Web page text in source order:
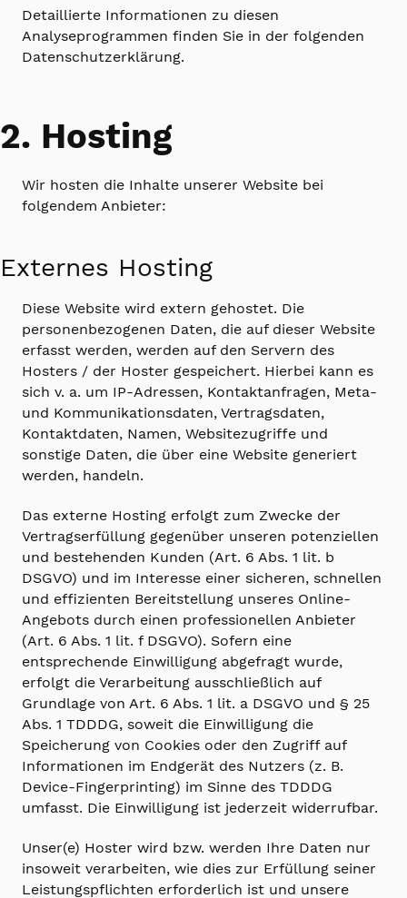
Detaillierte Informationen zu diesen
Analyseprogrammen finden Sie in der folgenden
Datenschutzerklärung.
2. Hosting
Wir hosten die Inhalte unserer Website bei
folgendem Anbieter:
Externes Hosting
Diese Website wird extern gehostet. Die
personenbezogenen Daten, die auf dieser Website
erfasst werden, werden auf den Servern des
Hosters / der Hoster gespeichert. Hierbei kann es
sich v. a. um IP-Adressen, Kontaktanfragen, Meta-
und Kommunikationsdaten, Vertragsdaten,
Kontaktdaten, Namen, Websitezugriffe und
sonstige Daten, die über eine Website generiert
werden, handeln.
Das externe Hosting erfolgt zum Zwecke der
Vertragserfüllung gegenüber unseren potenziellen
und bestehenden Kunden (Art. 6 Abs. 1 lit. b
DSGVO) und im Interesse einer sicheren, schnellen
und effizienten Bereitstellung unseres Online-
Angebots durch einen professionellen Anbieter
(Art. 6 Abs. 1 lit. f DSGVO). Sofern eine
entsprechende Einwilligung abgefragt wurde,
erfolgt die Verarbeitung ausschließlich auf
Grundlage von Art. 6 Abs. 1 lit. a DSGVO und § 25
Abs. 1 TDDDG, soweit die Einwilligung die
Speicherung von Cookies oder den Zugriff auf
Informationen im Endgerät des Nutzers (z. B.
Device-Fingerprinting) im Sinne des TDDDG
umfasst. Die Einwilligung ist jederzeit widerrufbar.
Unser(e) Hoster wird bzw. werden Ihre Daten nur
insoweit verarbeiten, wie dies zur Erfüllung seiner
Leistungspflichten erforderlich ist und unsere